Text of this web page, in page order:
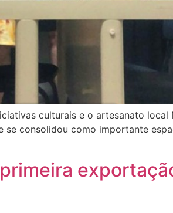
culturais e o artesanato
consolidou como importante